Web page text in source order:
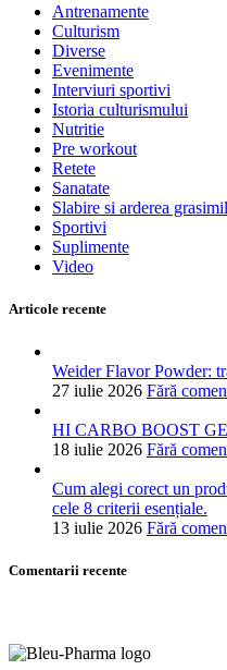
Antrenamente
Culturism
Diverse
Evenimente
Interviuri sportivi
Istoria culturismului
Nutritie
Pre workout
Retete
Sanatate
Slabire si arderea
Sportivi
Suplimente
Video
Articole recente
Weider Flavor Powder:
27 iulie 2026 Fără
HI CARBO BOOST
18 iulie 2026 Fără
Cum alegi corect un
cele 8 criterii esențiale.
13 iulie 2026 Fără
Comentarii recente